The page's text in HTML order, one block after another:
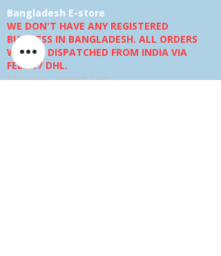
Bangladesh E-store
WE DON'T HAVE ANY REGISTERED
BUSINESS IN BANGLADESH. ALL ORDERS
WILL BE DISPATCHED FROM INDIA VIA
FEDEX / DHL.
Manager - Parthib Deb